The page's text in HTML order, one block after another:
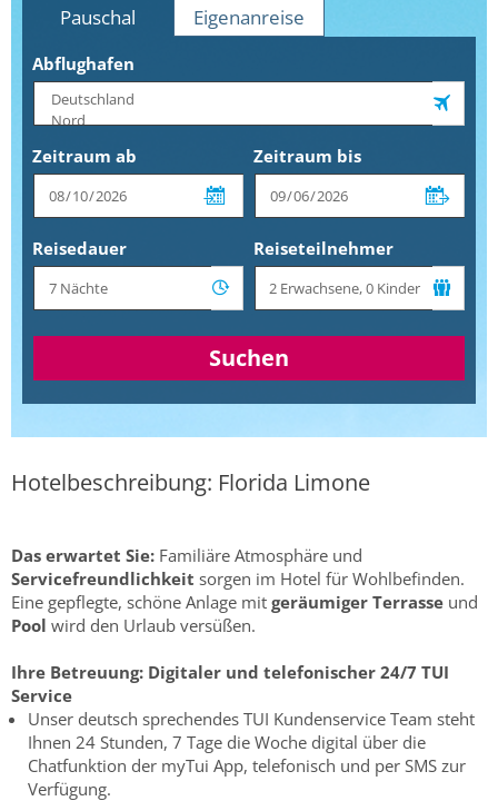
Pauschal Eigenanreise
Abflughafen
Zeitraum ab Zeitraum bis
Reisedauer Reiseteilnehmer
Suchen
Hotelbeschreibung: Florida Limone
Das erwartet Sie: Familiäre Atmosphäre und
Servicefreundlichkeit sorgen im Hotel für Wohlbefinden.
Eine gepflegte, schöne Anlage mit geräumiger Terrasse und
Pool wird den Urlaub versüßen.
Ihre Betreuung: Digitaler und telefonischer 24/7 TUI
Service
Unser deutsch sprechendes TUI Kundenservice Team steht
Ihnen 24 Stunden, 7 Tage die Woche digital über die
Chatfunktion der myTui App, telefonisch und per SMS zur
Verfügung.